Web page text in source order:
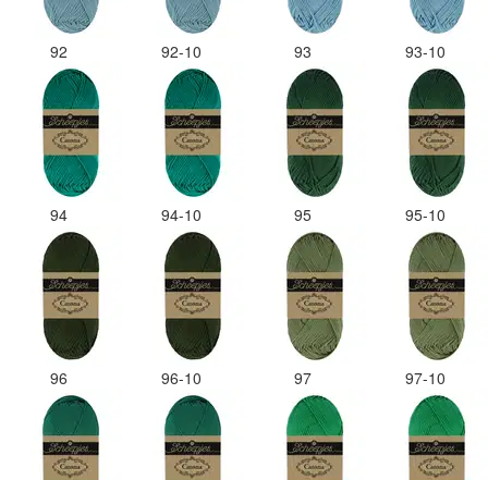
92 92-10 93 93-10
94 94-10 95 95-10
96 96-10 97 97-10